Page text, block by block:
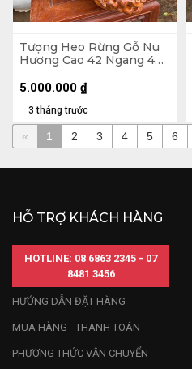
Tượng Heo Rừng Gỗ Nu
Hương Cao 42 Ngang 42
3 tháng trước
5.000.000 ₫
« 1 2 3 4 5 6
HỖ TRỢ KHÁCH HÀNG
HOTLINE: 08 6863 2345 - 07
8481 3456
HƯỚNG DẪN ĐẶT HÀNG
MUA HÀNG - THANH TOÁN
PHƯƠNG THỨC VẬN CHUYỂN